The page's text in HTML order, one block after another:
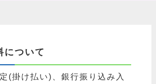
について
(掛け払い)、銀行振り込み入